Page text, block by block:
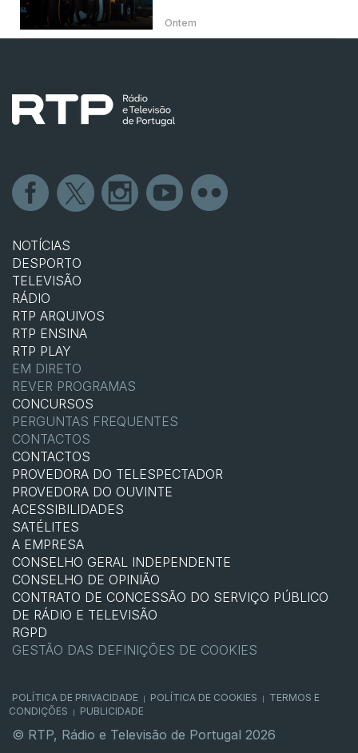
Ontem
NOTÍCIAS
DESPORTO
TELEVISÃO
RÁDIO
RTP ARQUIVOS
RTP ENSINA
RTP PLAY
EM DIRETO
REVER PROGRAMAS
CONCURSOS
PERGUNTAS FREQUENTES
CONTACTOS
CONTACTOS
PROVEDORA DO TELESPECTADOR
PROVEDORA DO OUVINTE
ACESSIBILIDADES
SATÉLITES
A EMPRESA
CONSELHO GERAL INDEPENDENTE
CONSELHO DE OPINIÃO
CONTRATO DE CONCESSÃO DO SERVIÇO PÚBLICO
DE RÁDIO E TELEVISÃO
RGPD
GESTÃO DAS DEFINIÇÕES DE COOKIES
POLÍTICA DE PRIVACIDADE POLÍTICA DE COOKIES
TERMOS E
CONDIÇÕES
PUBLICIDADE
© RTP, Rádio e Televisão de Portugal 2026